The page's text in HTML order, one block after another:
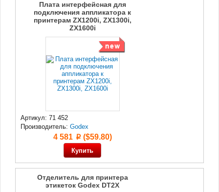
Плата интерфейсная для
подключения аппликатора к
принтерам ZX1200i, ZX1300i,
ZX1600i
Артикул: 71 452
Производитель: Godex
4 581 p($59.80)
Отделитель для принтера
этикеток Godex DT2X